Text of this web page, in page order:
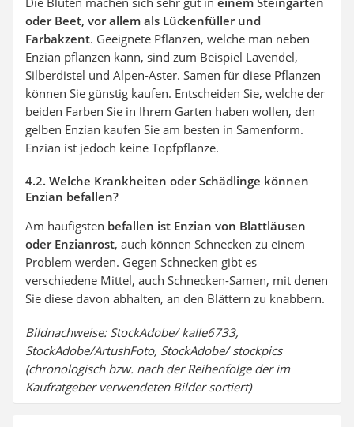
oder Beet, vor allem als Lückenfüller und
Farbakzent. Geeignete Pflanzen, welche man neben
Enzian pflanzen kann, sind zum Beispiel Lavendel,
Silberdistel und Alpen-Aster. Samen für diese Pflanzen
können Sie günstig kaufen. Entscheiden Sie, welche der
beiden Farben Sie in Ihrem Garten haben wollen, den
gelben Enzian kaufen Sie am besten in Samenform.
Enzian ist jedoch keine Topfpflanze.
4.2. Welche Krankheiten oder Schädlinge können
Enzian befallen?
Am häufigsten befallen ist Enzian von Blattläusen
oder Enzianrost, auch können Schnecken zu einem
Problem werden. Gegen Schnecken gibt es
verschiedene Mittel, auch Schnecken-Samen, mit denen
Sie diese davon abhalten, an den Blättern zu knabbern.
Bildnachweise: StockAdobe/ kalle6733,
StockAdobe/ArtushFoto, StockAdobe/ stockpics
(chronologisch bzw. nach der Reihenfolge der im
Kaufratgeber verwendeten Bilder sortiert)